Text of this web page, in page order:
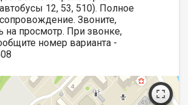
12, 53, 510). Полное
Звоните,
на просмотр. При звонке,
номер варианта -